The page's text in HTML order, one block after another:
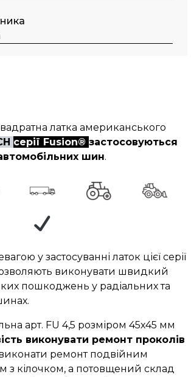
латка американського
серії Fusion® застосовуються
шин.
у застосуванні латок цієї серії
виконувати швидкий
пошкоджень у радіальних та
арт. FU 4,5 розміром 45х45 мм
виконувати ремонт проколів
ремонт подвійним
з кілочком, а потовщений склад